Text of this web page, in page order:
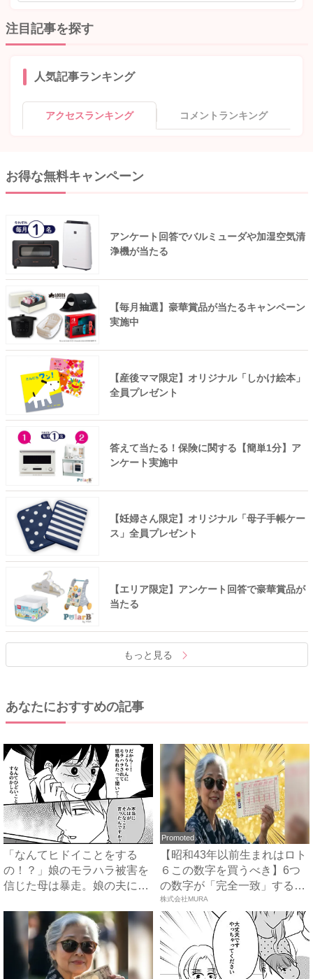
注目記事を探す
人気記事ランキング
アクセスランキング コメントランキング
お得な無料キャンペーン
アンケート回答でバルミューダや加湿空気清
浄機が当たる
【毎月抽選】豪華賞品が当たるキャンペーン
実施中
【産後ママ限定】オリジナル「しかけ絵本」
全員プレゼント
答えて当たる！保険に関する【簡単1分】ア
ンケート実施中
【妊婦さん限定】オリジナル「母子手帳ケー
ス」全員プレゼント
【エリア限定】アンケート回答で豪華賞品が
当たる
もっと見る
あなたにおすすめの記事
「なんてヒドイことをする
の！？」娘のモラハラ被害を
信じた母は暴走。娘の夫に電
Promoted
【昭和43年以前生まれはロト
６この数字を買うべき】6つ
の数字が「完全一致」する
方...
株式会社MURA